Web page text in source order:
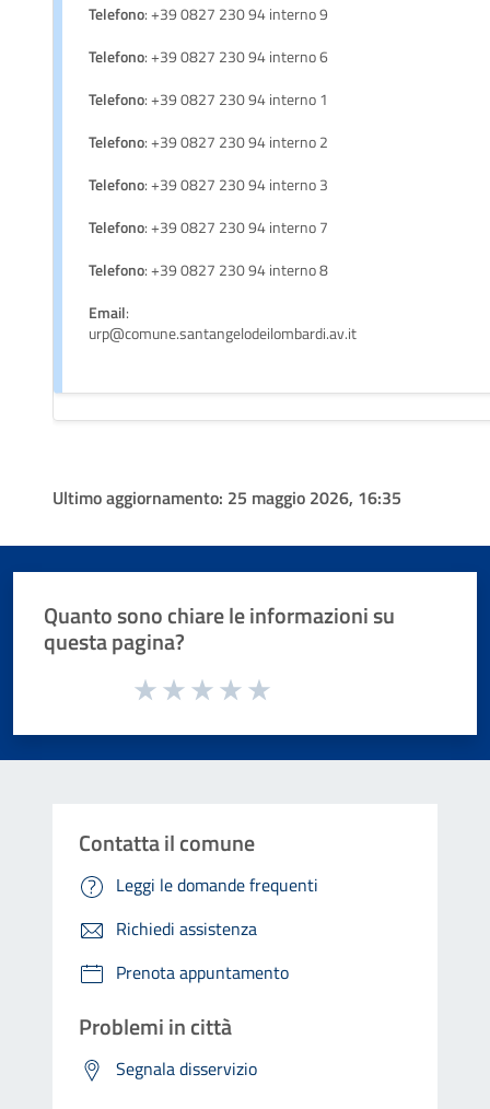
Telefono: +39 0827 230 94 interno 9
Telefono: +39 0827 230 94 interno 6
Telefono: +39 0827 230 94 interno 1
Telefono: +39 0827 230 94 interno 2
Telefono: +39 0827 230 94 interno 3
Telefono: +39 0827 230 94 interno 7
Telefono: +39 0827 230 94 interno 8
Email:
urp@comune.santangelodeilombardi.av.it
Ultimo aggiornamento: 25 maggio 2026, 16:35
Quanto sono chiare le informazioni su
questa pagina?
Valuta da 1 a 5 stelle la pagina
Contatta il comune
Leggi le domande frequenti
Richiedi assistenza
Prenota appuntamento
Problemi in città
Segnala disservizio